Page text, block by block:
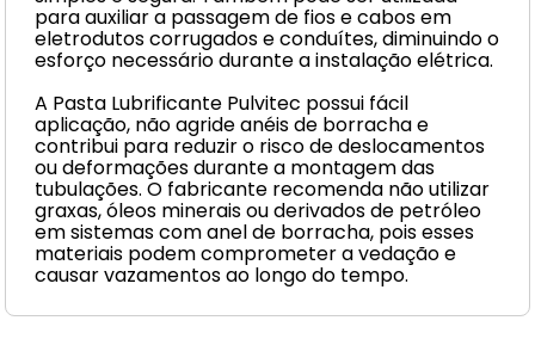
para auxiliar a passagem de fios e cabos em
eletrodutos corrugados e conduítes, diminuindo o
esforço necessário durante a instalação elétrica.
A Pasta Lubrificante Pulvitec possui fácil
aplicação, não agride anéis de borracha e
contribui para reduzir o risco de deslocamentos
ou deformações durante a montagem das
tubulações. O fabricante recomenda não utilizar
graxas, óleos minerais ou derivados de petróleo
em sistemas com anel de borracha, pois esses
materiais podem comprometer a vedação e
causar vazamentos ao longo do tempo.